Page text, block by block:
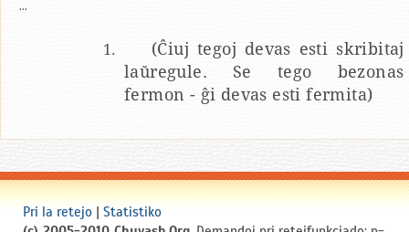
...
(Ĉiuj tegoj devas esti skribitaj
laŭregule. Se tego bezonas
fermon - ĝi devas esti fermita)
Pri la retejo | Statistiko